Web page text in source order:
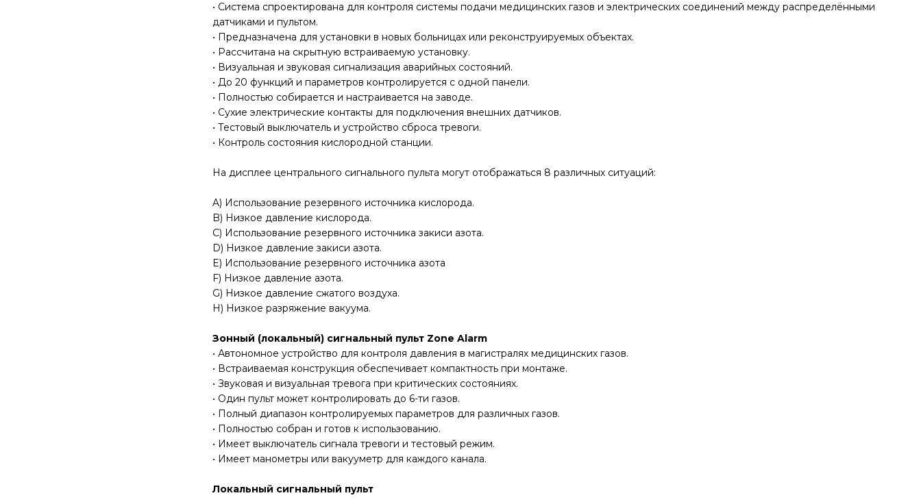
• Система спроектирована для контроля системы подачи медицинских газов и электрических соединений между распределёнными
датчиками и пультом.
• Предназначена для установки в новых больницах или реконструируемых объектах.
• Рассчитана на скрытную встраиваемую установку.
• Визуальная и звуковая сигнализация аварийных состояний.
• До 20 функций и параметров контролируется с одной панели.
• Полностью собирается и настраивается на заводе.
• Сухие электрические контакты для подключения внешних датчиков.
• Тестовый выключатель и устройство сброса тревоги.
• Контроль состояния кислородной станции.
На дисплее центрального сигнального пульта могут отображаться 8 различных ситуаций:
A) Использование резервного источника кислорода.
B) Низкое давление кислорода.
C) Использование резервного источника закиси азота.
D) Низкое давление закиси азота.
E) Использование резервного источника азота
F) Низкое давление азота.
G) Низкое давление сжатого воздуха.
H) Низкое разряжение вакуума.
Зонный (локальный) сигнальный пульт Zone Alarm
• Автономное устройство для контроля давления в магистралях медицинских газов.
• Встраиваемая конструкция обеспечивает компактность при монтаже.
• Звуковая и визуальная тревога при критических состояниях.
• Один пульт может контролировать до 6-ти газов.
• Полный диапазон контролируемых параметров для различных газов.
• Полностью собран и готов к использованию.
• Имеет выключатель сигнала тревоги и тестовый режим.
• Имеет манометры или вакууметр для каждого канала.
Локальный сигнальный пульт